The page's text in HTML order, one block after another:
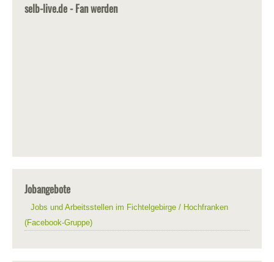
selb-live.de - Fan werden
Jobangebote
Jobs und Arbeitsstellen im Fichtelgebirge / Hochfranken
(Facebook-Gruppe)